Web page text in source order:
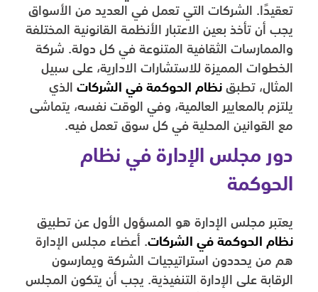
تعقيدًا. الشركات التي تعمل في العديد من الأسواق
يجب أن تأخذ بعين الاعتبار الأنظمة القانونية المختلفة
والممارسات الثقافية المتنوعة في كل دولة. شركة
الخطوات المميزة للاستشارات الادارية، على سبيل
المثال، تطبق نظام الحوكمة في الشركات الذي
يلتزم بالمعايير العالمية، وفي الوقت نفسه، يتماشى
مع القوانين المحلية في كل سوق تعمل فيه.
دور مجلس الإدارة في نظام
الحوكمة
يعتبر مجلس الإدارة هو المسؤول الأول عن تطبيق
نظام الحوكمة في الشركات. أعضاء مجلس الإدارة
هم من يحددون استراتيجيات الشركة ويمارسون
الرقابة على الإدارة التنفيذية. يجب أن يتكون المجلس